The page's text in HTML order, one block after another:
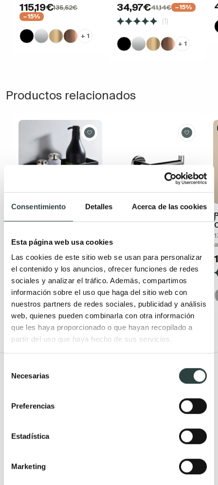
Consentimiento Detalles Acerca de las cookies
Esta página web usa cookies
Las cookies de este sitio web se usan para personalizar
el contenido y los anuncios, ofrecer funciones de redes
sociales y analizar el tráfico. Además, compartimos
información sobre el uso que haga del sitio web con
nuestros partners de redes sociales, publicidad y análisis
web, quienes pueden combinarla con otra información
que les haya proporcionado o que hayan recopilado a
partir del uso que haya hecho de sus servicios.
Necesarias
Preferencias
Estadística
Marketing
115,19€135,52€
−15%
+ 1
34,97€41,14€ −15%
(1)
+ 1
Productos relacionados
de PVC
19,97€33,29€ −40%
(5)
de atornillar
31,76€ 42,35€ −25%
(4)
+ 3
Muebles de baño Modernos
natural
neoclásicos